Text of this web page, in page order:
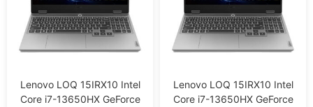
Lenovo LOQ 15IRX10 Intel
Core i7-13650HX GeForce
Lenovo LOQ 15IRX10 Intel
Core i7-13650HX GeForce